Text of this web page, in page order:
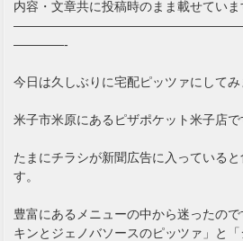
内容・文章共に投稿時のまま載せていま
————-
今日は久しぶりに宅配ピッツァにして
米子市米原にあるピザポケット米子店で
たまにチラシが新聞広告に入っている
す。
豊富にあるメニューの中から迷ったの
キンとジェノバソースのピッツァ」と